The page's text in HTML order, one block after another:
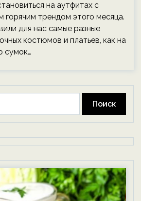
на аутфитах с
трендом этого месяца.
для нас самые разные
костюмов и платьев, как на
сумок…